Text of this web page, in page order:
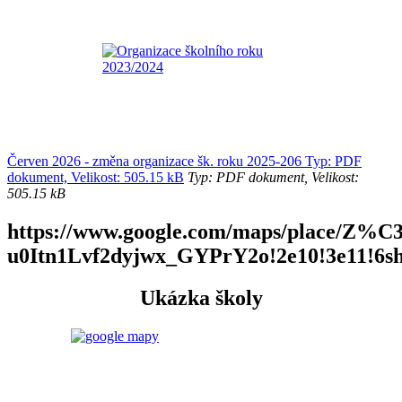
Červen 2026 - změna organizace šk. roku 2025-206 Typ: PDF
dokument, Velikost: 505.15 kB Typ: PDF dokument, Velikost:
505.15 kB
https://www.google.com/maps/place/
Ukázka školy